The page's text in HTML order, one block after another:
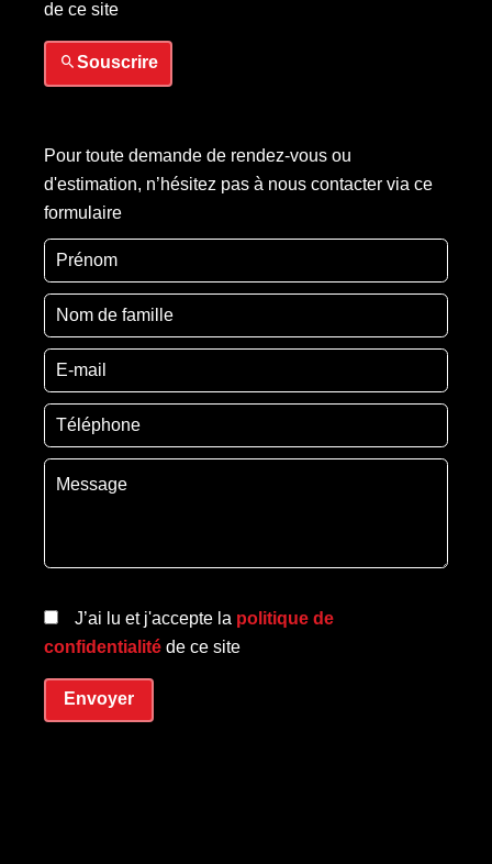
de ce site
Souscrire
Pour toute demande de rendez-vous ou
d'estimation, n’hésitez pas à nous contacter via ce
formulaire
J’ai lu et j'accepte la politique de
confidentialité de ce site
Envoyer